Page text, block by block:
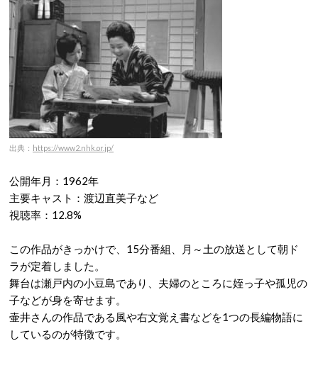
出典： https://www2.nhk.or.jp/
公開年月：1962年
主要キャスト：渡辺直美子など
視聴率：12.8%
この作品がきっかけで、15分番組、月～土の放送として朝ド
ラが定着しました。
舞台は瀬戸内の小豆島であり、夫婦のところに姪っ子や孤児の
子などが身を寄せます。
壷井さんの作品である風や右文覚え書などを1つの長編物語に
しているのが特徴です。